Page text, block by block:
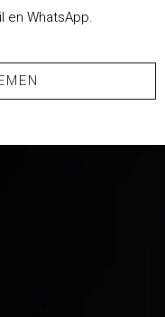
en WhatsApp.